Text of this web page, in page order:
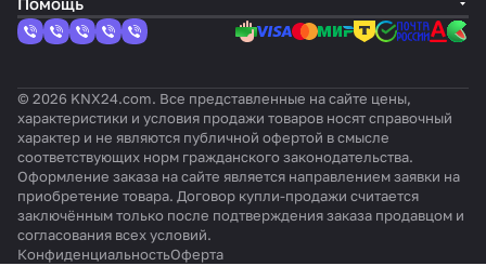
© 2026 KNX24.com. Все представленные на сайте цены,
характеристики и условия продажи товаров носят справочный
характер и не являются публичной офертой в смысле
соответствующих норм гражданского законодательства.
Оформление заказа на сайте является направлением заявки на
приобретение товара. Договор купли-продажи считается
заключённым только после подтверждения заказа продавцом и
согласования всех условий.
КонфиденциальностьОферта